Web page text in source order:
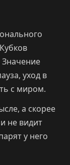
Значение
уход в
с миром.
а скорее
не видит
у него